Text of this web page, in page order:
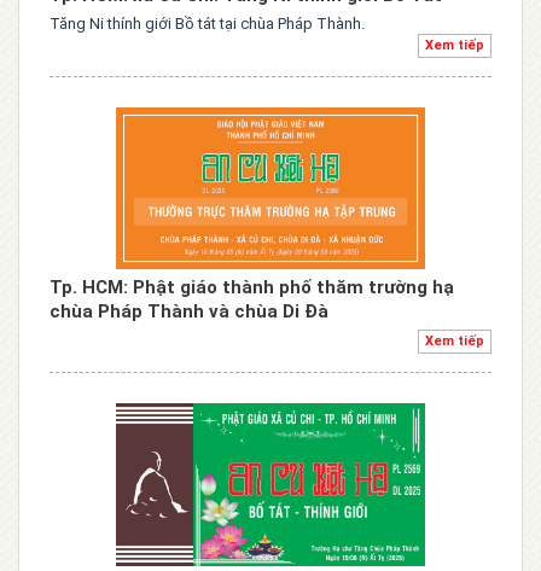
Tăng Ni thính giới Bồ tát tại chùa Pháp Thành.
Xem tiếp
Tp. HCM: Phật giáo thành phố thăm trường hạ
chùa Pháp Thành và chùa Di Đà
Xem tiếp